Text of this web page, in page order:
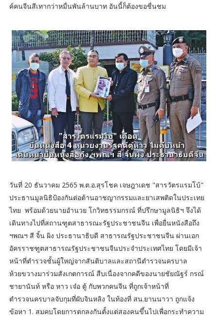
ค์คนจีนสีเทากว่าหมื่นพันล้านบาท อันนี้ก็ต้องขอชื่นชม
วันที่ 20 ธันวาคม 2565 พ.ต.อ.สุรโชค เจษฎาเดช "สารวัตรแรมโบ้"
ประธานมูลนิธิป้องกันต่อต้านอาชญากรรมและยาเสพติดในประเทย
ไทย พร้อมด้วยนายอำนวย โกวิทธรรมกรณ์ ที่ปรึกษามูลนิธิฯ จึงได้
เดินทางไปที่สถานฑูตสาธารณะรัฐประชาชนจีน เพื่อยื่นหนังสือถึง
ฯพณฯ สี จิ้น ผิง ประธานาธิบดี สาธารณรัฐประชาชนจีน ผ่านเอก
อัครราชฑูตสาธารณรัฐประชาชนจีนประจำประเทศไทย โดยมีเจ้า
หน้าที่ตำรวจชั้นผู้ใหญ่จากสันติบาลและสถานีตำรวจนครบาล
ห้วยขวางมาร่วมสังเกตการณ์ สืบเนื่องจากคดีของนายชัยณัฐร์ กรณ์
ชายานันท์ หรือ หาว เจ๋อ ตู้ กับพวกคนจีน ที่ถูกเจ้าหน้าที่
ตำรวจนครบาลจับกุมที่ผับจินหลิง ในท้องที่ สน.ยานนาวา ถูกแจ้ง
ข้อหา 1. สมคบโดยการตกลงกันตั้งแต่สองคนขึ้นไปเพื่อกระทำความ